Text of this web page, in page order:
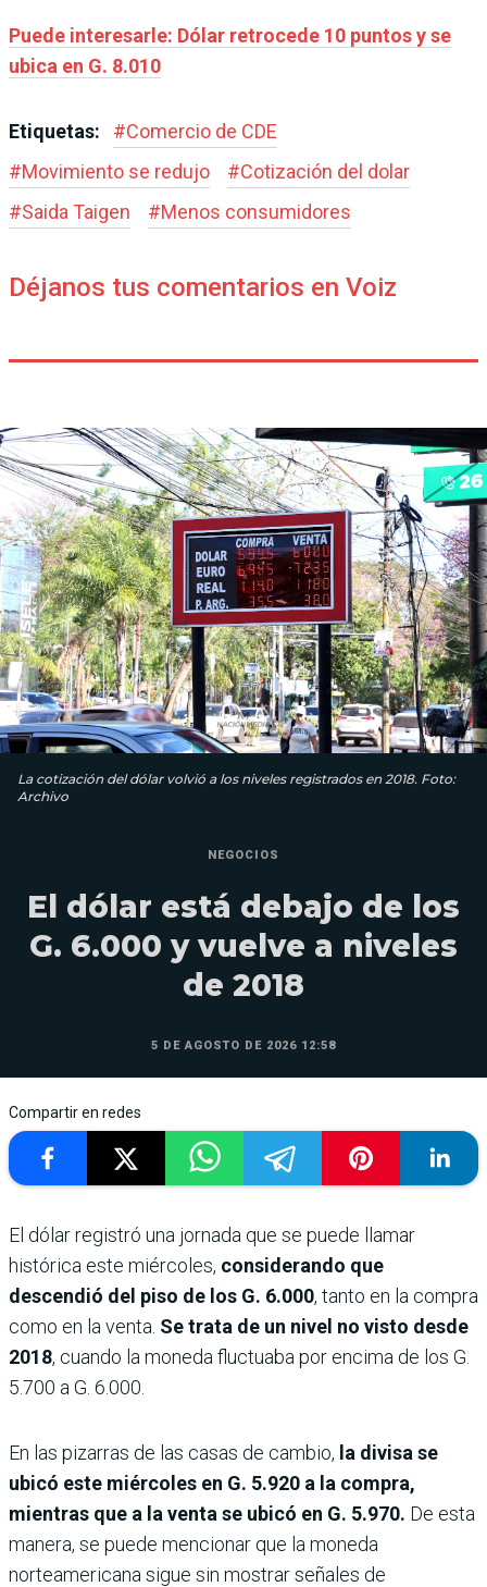
Puede interesarle: Dólar retrocede 10 puntos y se
ubica en G. 8.010
Etiquetas: #Comercio de CDE
#Movimiento se redujo #Cotización del dolar
#Saida Taigen #Menos consumidores
Déjanos tus comentarios en Voiz
La cotización del dólar volvió a los niveles registrados en 2018. Foto:
Archivo
NEGOCIOS
El dólar está debajo de los
G. 6.000 y vuelve a niveles
de 2018
5 DE AGOSTO DE 2026 12:58
Compartir en redes
El dólar registró una jornada que se puede llamar
histórica este miércoles, considerando que
descendió del piso de los G. 6.000, tanto en la compra
como en la venta. Se trata de un nivel no visto desde
2018, cuando la moneda fluctuaba por encima de los G.
5.700 a G. 6.000.
En las pizarras de las casas de cambio, la divisa se
ubicó este miércoles en G. 5.920 a la compra,
mientras que a la venta se ubicó en G. 5.970. De esta
manera, se puede mencionar que la moneda
norteamericana sigue sin mostrar señales de